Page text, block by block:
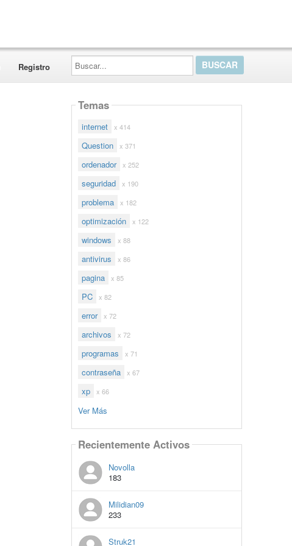
Registro
Buscar...
Temas
internet x 414
Question x 371
ordenador x 252
seguridad x 190
problema x 182
optimización x 122
windows x 88
antivirus x 86
pagina x 85
PC x 82
error x 72
archivos x 72
programas x 71
contraseña x 67
xp x 66
Ver Más
Recientemente Activos
Novolla
183
Milidian09
233
Struk21